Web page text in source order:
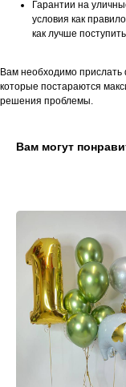
Гарантии на
условия как
как лучше
Вам необходимо
которые постараются
решения проблемы.
Вам могут